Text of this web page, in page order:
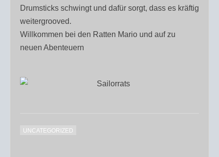
Drumsticks schwingt und dafür sorgt, dass es kräftig
weitergrooved.
Willkommen bei den Ratten Mario und auf zu
neuen Abenteuern
UNCATEGORIZED